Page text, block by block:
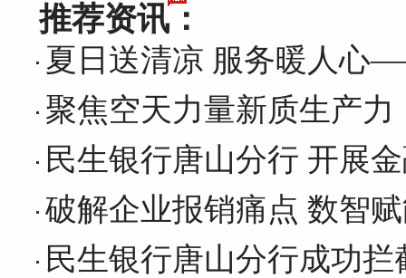
推荐资讯：
夏日送清凉 服务暖人心
聚焦空天力量新质生产
民生银行唐山分行 开展
破解企业报销痛点 数智
民生银行唐山分行成功